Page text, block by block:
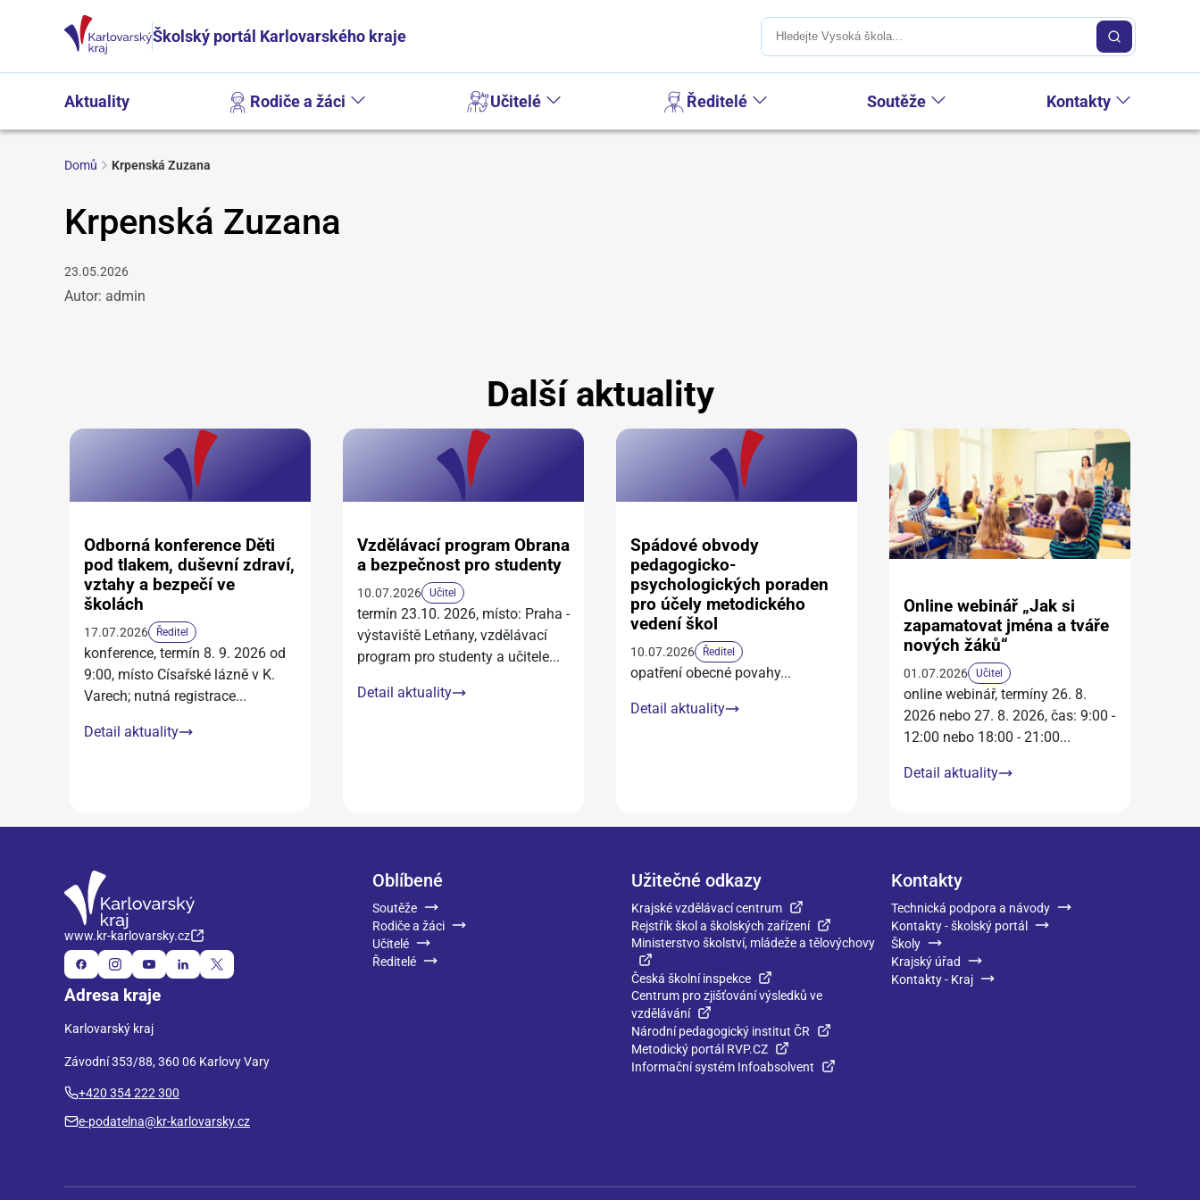
Školský portál Karlovarského kraje
Aktuality Rodiče a žáci Učitelé Ředitelé Soutěže Kontakty
Domů Krpenská Zuzana
Krpenská Zuzana
23.05.2026
Autor: admin
Další aktuality
Odborná konference Děti
pod tlakem, duševní zdraví,
vztahy a bezpečí ve
školách
17.07.2026 Ředitel
konference, termín 8. 9. 2026 od
9:00, místo Císařské lázně v K.
Varech; nutná registrace...
Detail aktuality
Vzdělávací program Obrana
a bezpečnost pro studenty
10.07.2026 Učitel
termín 23.10. 2026, místo: Praha -
výstaviště Letňany, vzdělávací
program pro studenty a učitele...
Detail aktuality
Spádové obvody
pedagogicko-
psychologických poraden
pro účely metodického
vedení škol
10.07.2026 Ředitel
opatření obecné povahy...
Detail aktuality
Online webinář „Jak si
zapamatovat jména a tváře
nových žáků“
01.07.2026 Učitel
online webinář, termíny 26. 8.
2026 nebo 27. 8. 2026, čas: 9:00 -
12:00 nebo 18:00 - 21:00...
Detail aktuality
www.kr-karlovarsky.cz
Adresa kraje
Karlovarský kraj
Závodní 353/88, 360 06 Karlovy Vary
+420 354 222 300
e-podatelna@kr-karlovarsky.cz
Oblíbené
Soutěže
Rodiče a žáci
Učitelé
Ředitelé
Užitečné odkazy
Krajské vzdělávací centrum
Rejstřík škol a školských zařízení
Ministerstvo školství, mládeže a tělovýchovy
Česká školní inspekce
Centrum pro zjišťování výsledků ve
vzdělávání
Národní pedagogický institut ČR
Metodický portál RVP.CZ
Informační systém Infoabsolvent
Kontakty
Technická podpora a návody
Kontakty - školský portál
Školy
Krajský úřad
Kontakty - Kraj